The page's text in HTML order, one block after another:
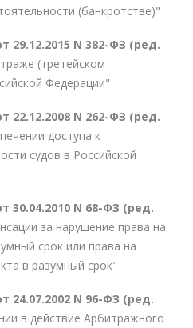
(банкротстве)"
29.12.2015 N 382-ФЗ (ред.
(третейском
Федерации"
22.12.2008 N 262-ФЗ (ред.
доступа к
судов в Российской
30.04.2010 N 68-ФЗ (ред.
за нарушение права на
срок или права на
в разумный срок"
24.07.2002 N 96-ФЗ (ред.
в действие Арбитражного